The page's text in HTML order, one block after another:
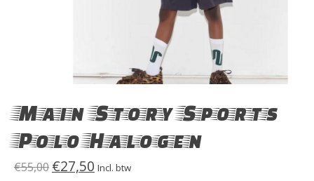
Main Story Sports
Polo Halogen
€55,00 €27,50 Incl. btw